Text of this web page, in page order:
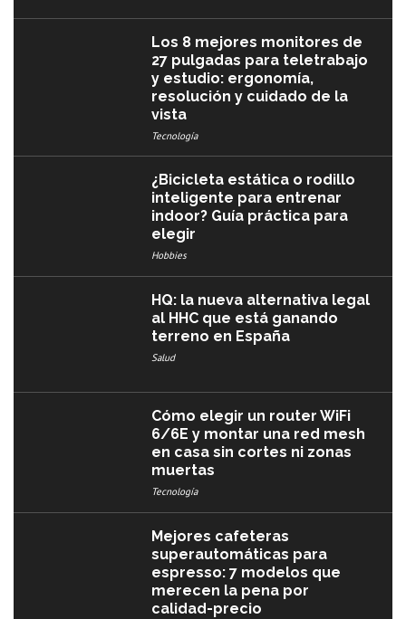
Los 8 mejores monitores de
27 pulgadas para teletrabajo
y estudio: ergonomía,
resolución y cuidado de la
vista
Tecnología
¿Bicicleta estática o rodillo
inteligente para entrenar
indoor? Guía práctica para
elegir
Hobbies
HQ: la nueva alternativa legal
al HHC que está ganando
terreno en España
Salud
Cómo elegir un router WiFi
6/6E y montar una red mesh
en casa sin cortes ni zonas
muertas
Tecnología
Mejores cafeteras
superautomáticas para
espresso: 7 modelos que
merecen la pena por
calidad-precio